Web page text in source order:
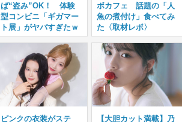
ば“盗み”OK！ 体験
型コンビニ「ギガマー
ト展」がヤバすぎたｗ
ボカフェ 話題の「人
魚の煮付け」食べてみ
た〈取材レポ〉
ピンクの衣装がステ 【大胆カット満載】乃